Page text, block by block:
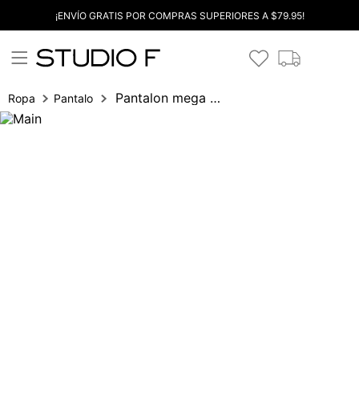
¡ENVÍO GRATIS POR COMPRAS SUPERIORES A $79.95!
Ropa Pantalones Pantalon mega palazo tiro alto